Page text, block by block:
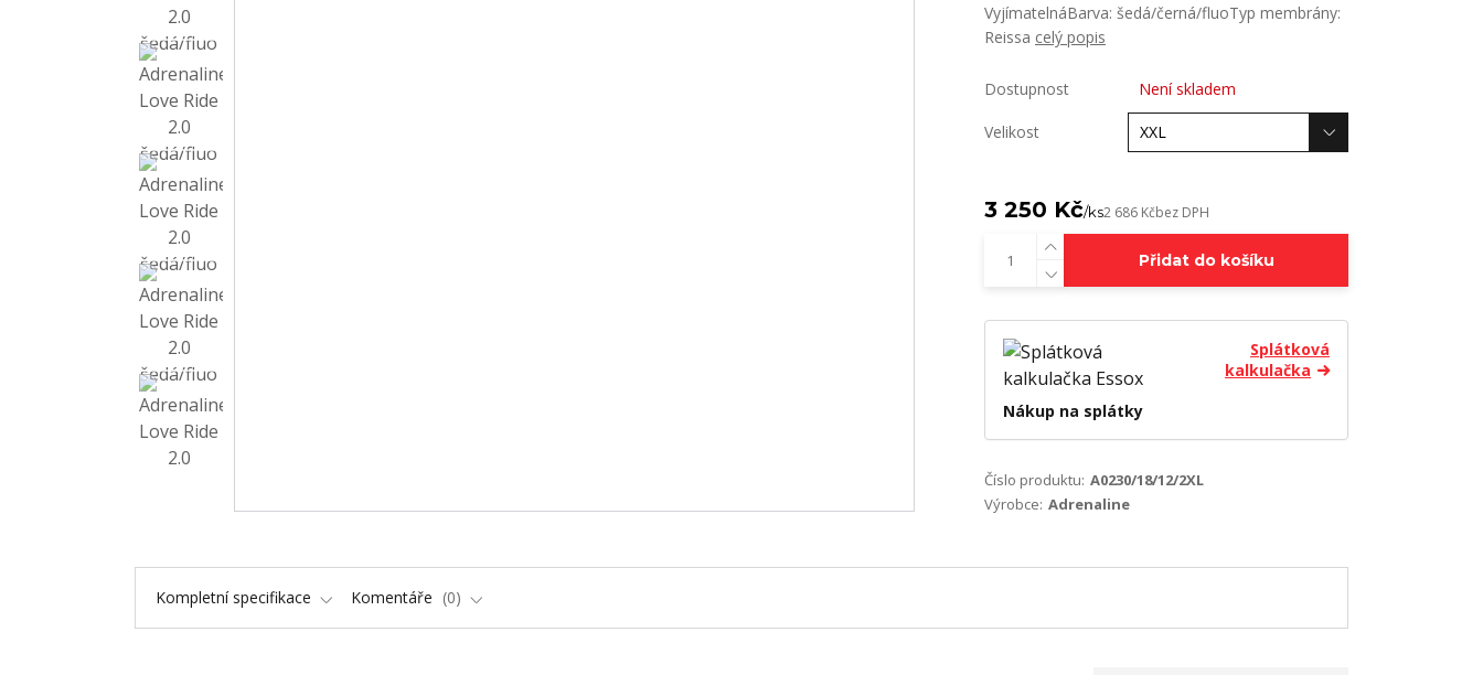
VyjímatelnáBarva: šedá/černá/fluoTyp membrány:
Reissa celý popis
Dostupnost Není skladem
Velikost
3 250 Kč/ks2 686 Kčbez DPH
Přidat do košíku
Splátková
kalkulačka
Nákup na splátky
Číslo produktu: A0230/18/12/2XL
Výrobce: Adrenaline
Kompletní specifikace Komentáře 0